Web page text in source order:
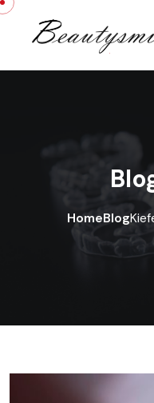
Skip to content
HomeBlog